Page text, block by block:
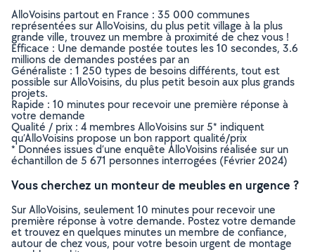
AlloVoisins partout en France : 35 000 communes
représentées sur AlloVoisins, du plus petit village à la plus
grande ville, trouvez un membre à proximité de chez vous !
Efficace : Une demande postée toutes les 10 secondes, 3.6
millions de demandes postées par an
Généraliste : 1 250 types de besoins différents, tout est
possible sur AlloVoisins, du plus petit besoin aux plus grands
projets.
Rapide : 10 minutes pour recevoir une première réponse à
votre demande
Qualité / prix : 4 membres AlloVoisins sur 5* indiquent
qu’AlloVoisins propose un bon rapport qualité/prix
* Données issues d’une enquête AlloVoisins réalisée sur un
échantillon de 5 671 personnes interrogées (Février 2024)
Vous cherchez un monteur de meubles en urgence ?
Sur AlloVoisins, seulement 10 minutes pour recevoir une
première réponse à votre demande. Postez votre demande
et trouvez en quelques minutes un membre de confiance,
autour de chez vous, pour votre besoin urgent de montage